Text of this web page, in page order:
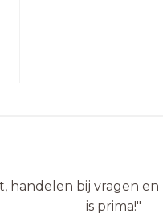
handelen bij vragen
is prima!"